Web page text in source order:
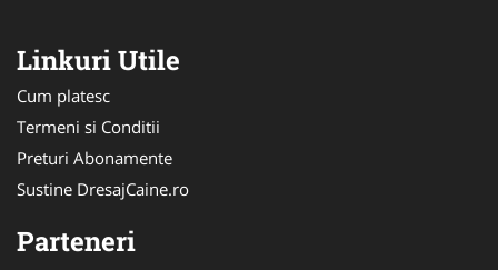
Linkuri Utile
Cum platesc
Termeni si Conditii
Preturi Abonamente
Sustine DresajCaine.ro
Parteneri